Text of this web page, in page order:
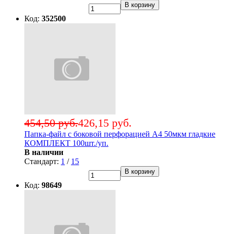
В корзину
Код: 352500
426,15 руб.
454,50 руб.
Папка-файл с боковой перфорацией А4 50мкм гладкие
КОМПЛЕКТ 100шт./уп.
В наличии
Стандарт: 1 / 15
В корзину
Код: 98649